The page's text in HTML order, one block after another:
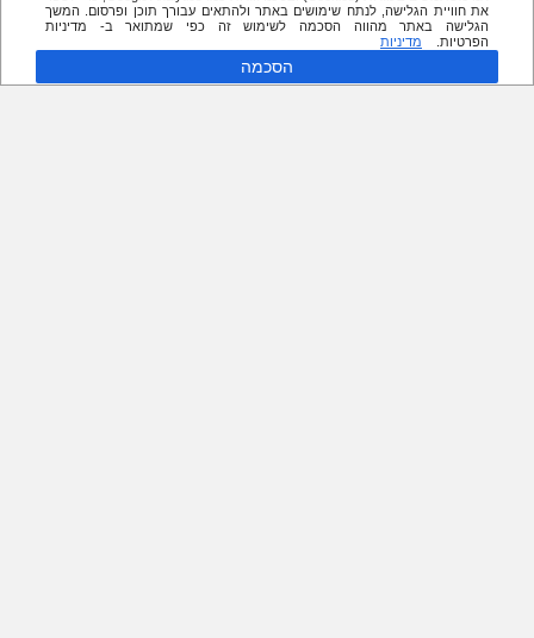
את חוויית הגלישה, לנתח שימושים באתר ולהתאים עבורך תוכן ופרסום. המשך
הגלישה באתר מהווה הסכמה לשימוש זה כפי שמתואר ב- מדיניות
הפרטיות.
מדיניות
הסכמה